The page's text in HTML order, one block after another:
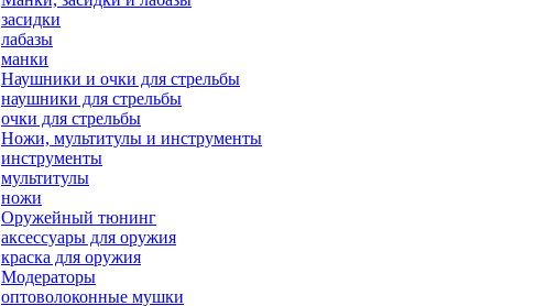
засидки
лабазы
манки
Наушники и очки для стрельбы
наушники для стрельбы
очки для стрельбы
Ножи, мультитулы и инструменты
инструменты
мультитулы
ножи
Оружейный тюнинг
аксессуары для оружия
краска для оружия
Модераторы
оптоволоконные мушки